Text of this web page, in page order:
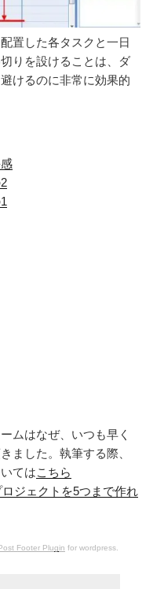
置した各タスクと一日
りを設けることは、ダ
けるのに非常に効果的
ムはなぜ、いつも早く
ました。執筆する際、
てはこちら
ジェクトを5つまで作れ
Footer Plugin for wordpress.